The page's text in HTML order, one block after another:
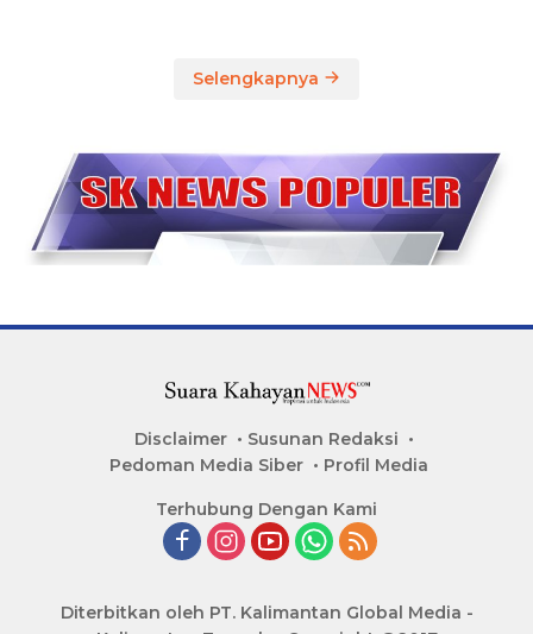
Selengkapnya
Disclaimer
Susunan Redaksi
Pedoman Media Siber
Profil Media
Terhubung Dengan Kami
Diterbitkan oleh PT. Kalimantan Global Media -